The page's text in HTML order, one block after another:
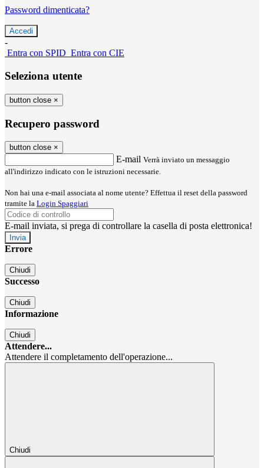
Password dimenticata?
-
Entra con SPID Entra con CIE
Seleziona utente
button close ×
Recupero password
button close ×
E-mail Verrà inviato un messaggio
all'indirizzo indicato con le istruzioni necessarie.
Non hai una e-mail associata al nome utente? Effettua il reset della password
tramite la Login Spaggiari
E-mail inviata, si prega di controllare la casella di posta elettronica!
Errore
Chiudi
Successo
Chiudi
Informazione
Chiudi
Attendere...
Attendere il completamento dell'operazione...
Chiudi